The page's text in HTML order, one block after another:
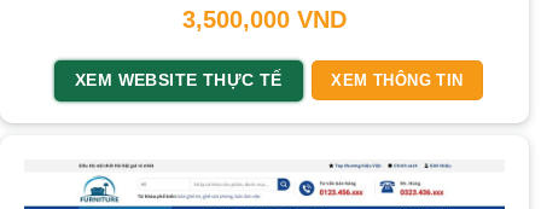
3,500,000 VND
XEM WEBSITE THỰC TẾ XEM THÔNG TIN